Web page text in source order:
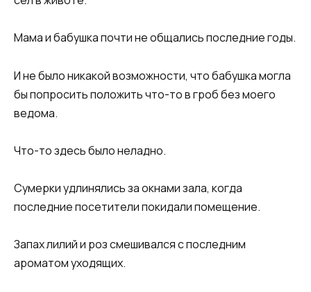
Мама и бабушка почти не общались последние годы.
И не было никакой возможности, что бабушка могла
бы попросить положить что-то в гроб без моего
ведома.
Что-то здесь было неладно.
Сумерки удлинялись за окнами зала, когда
последние посетители покидали помещение.
Запах лилий и роз смешивался с последним
ароматом уходящих.